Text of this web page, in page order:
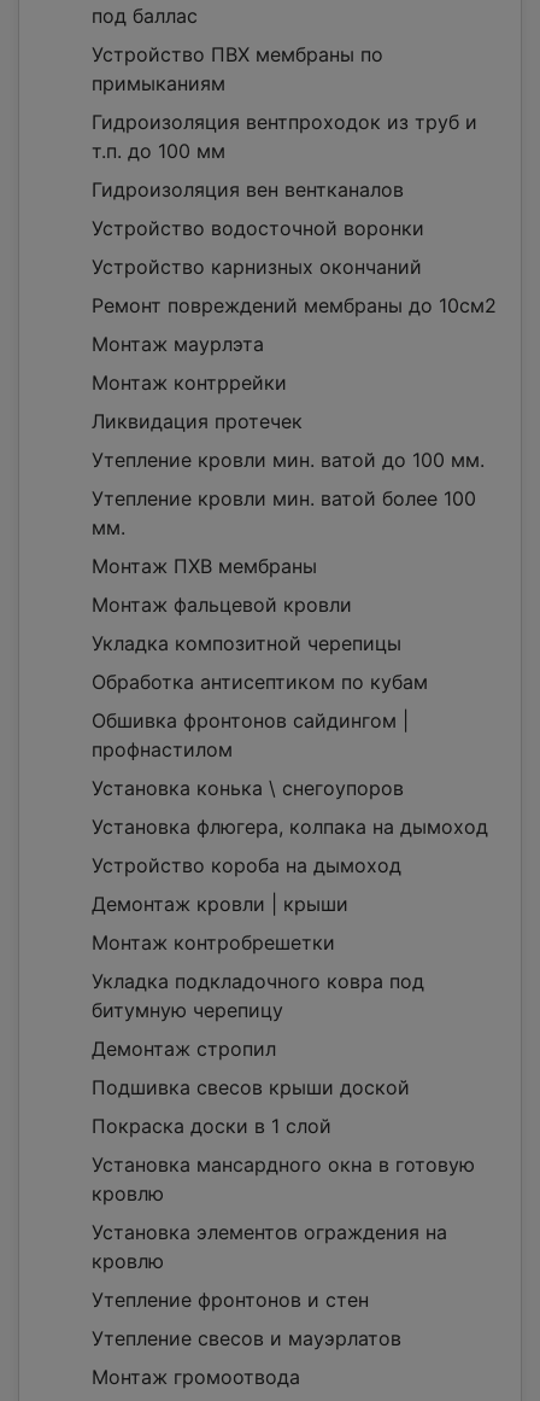
под баллас
Устройство ПВХ мембраны по
примыканиям
Гидроизоляция вентпроходок из труб и
т.п. до 100 мм
Гидроизоляция вен вентканалов
Устройство водосточной воронки
Устройство карнизных окончаний
Ремонт повреждений мембраны до 10см2
Монтаж маурлэта
Монтаж контррейки
Ликвидация протечек
Утепление кровли мин. ватой до 100 мм.
Утепление кровли мин. ватой более 100
мм.
Монтаж ПХВ мембраны
Монтаж фальцевой кровли
Укладка композитной черепицы
Обработка антисептиком по кубам
Обшивка фронтонов сайдингом |
профнастилом
Установка конька \ снегоупоров
Установка флюгера, колпака на дымоход
Устройство короба на дымоход
Демонтаж кровли | крыши
Монтаж контробрешетки
Укладка подкладочного ковра под
битумную черепицу
Демонтаж стропил
Подшивка свесов крыши доской
Покраска доски в 1 слой
Установка мансардного окна в готовую
кровлю
Установка элементов ограждения на
кровлю
Утепление фронтонов и стен
Утепление свесов и мауэрлатов
Монтаж громоотвода